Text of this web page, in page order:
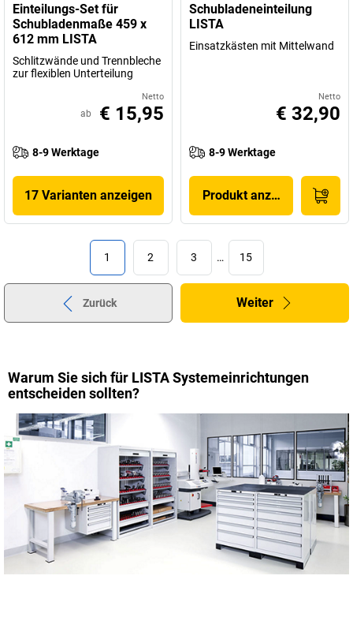
Einteilungs-Set für
Schubladenmaße 459 x
612 mm LISTA
Schlitzwände und Trennbleche
zur flexiblen Unterteilung
Netto
ab € 15,95
8-9 Werktage
17 Varianten anzeigen
Schubladeneinteilung
LISTA
Einsatzkästen mit Mittelwand
Netto
€ 32,90
8-9 Werktage
Produkt anzeigen
1 2 3 … 15
Zurück Weiter
Warum Sie sich für LISTA Systemeinrichtungen
entscheiden sollten?